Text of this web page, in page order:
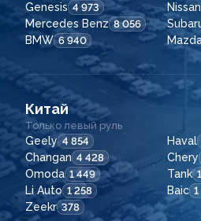
Genesis 4 973 Nissan
Mercedes Benz 8 056
BMW 6 940
Китай
Только левый руль
Geely 4 854 Haval
Changan 4 428 Chery
Omoda 1 449 Tank
Li Auto 1 258 Baic
Zeekr 378